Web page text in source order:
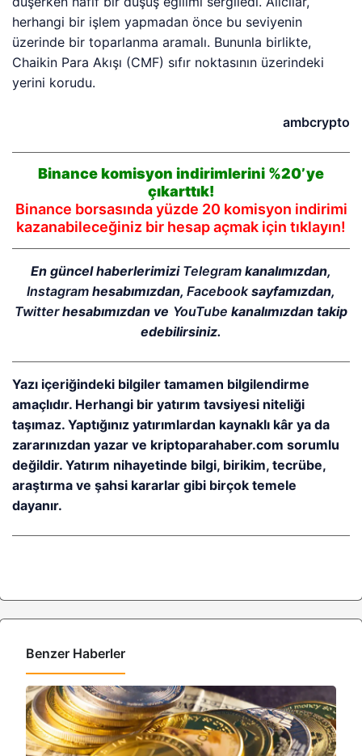
herhangi bir işlem yapmadan önce bu seviyenin
üzerinde bir toparlanma aramalı. Bununla birlikte,
Chaikin Para Akışı (CMF) sıfır noktasının üzerindeki
yerini korudu.
ambcrypto
Binance komisyon indirimlerini %20’ye
çıkarttık!
Binance borsasında yüzde 20 komisyon indirimi
kazanabileceğiniz bir hesap açmak için tıklayın!
En güncel haberlerimizi Telegram kanalımızdan,
Instagramhesabımızdan, Facebooksayfamızdan,
Twitterhesabımızdan ve YouTube kanalımızdan takip
edebilirsiniz.
Yazı içeriğindeki bilgiler tamamen bilgilendirme
amaçlıdır. Herhangi bir yatırım tavsiyesi niteliği
taşımaz. Yaptığınız yatırımlardan kaynaklı kâr ya da
zararınızdan yazar ve kriptoparahaber.com sorumlu
değildir. Yatırım nihayetinde bilgi, birikim, tecrübe,
araştırma ve şahsi kararlar gibi birçok temele
dayanır.
Benzer Haberler